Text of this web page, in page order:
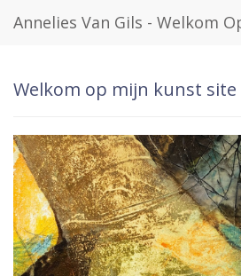
Welkom op mijn kunst site